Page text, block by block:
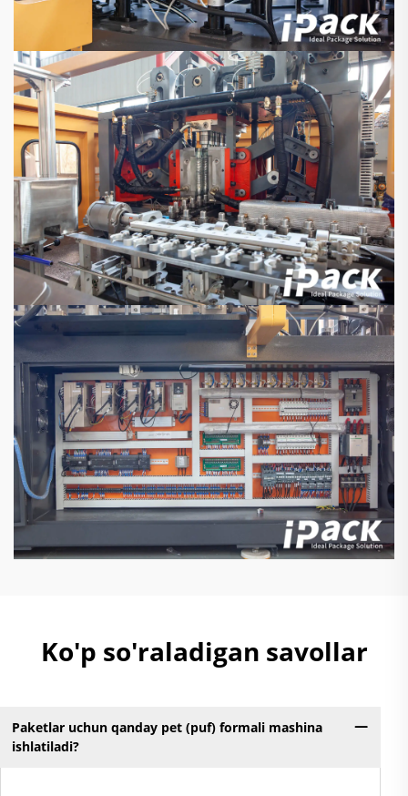
Ko'p so'raladigan savollar
Paketlar uchun qanday pet (puf) formali mashina
ishlatiladi?